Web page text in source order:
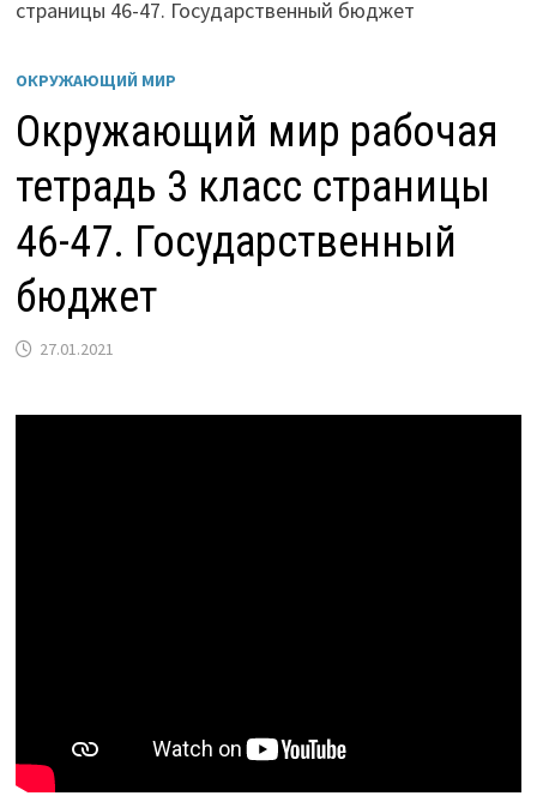
ОКРУЖАЮЩИЙ МИР
Окружающий мир рабочая
тетрадь 3 класс страницы
46-47. Государственный
бюджет
27.01.2021